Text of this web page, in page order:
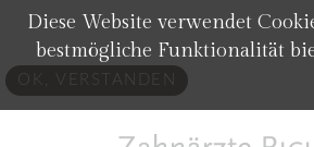
Diese Website verwendet
bestmögliche Funktionalität
OK, VERSTANDEN